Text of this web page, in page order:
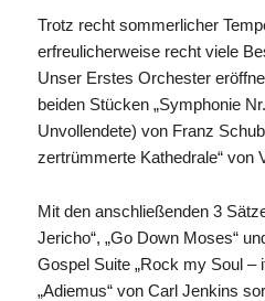
Trotz recht sommerlicher
erfreulicherweise recht viele
Unser Erstes Orchester
beiden Stücken „Symphonie
Unvollendete) von Franz
zertrümmerte Kathedrale“ von
Mit den anschließenden 3
Jericho“, „Go Down Moses“
Gospel Suite „Rock my Soul –
„Adiemus“ von Carl Jenkins